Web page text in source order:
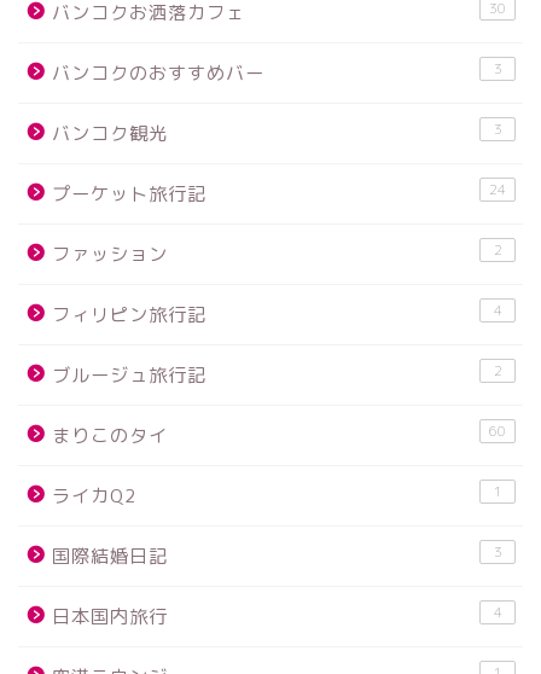
バンコクお洒落カフェ 30
バンコクのおすすめバー 3
バンコク観光 3
プーケット旅行記 24
ファッション 2
フィリピン旅行記 4
ブルージュ旅行記 2
まりこのタイ 60
ライカQ2 1
国際結婚日記 3
日本国内旅行 4